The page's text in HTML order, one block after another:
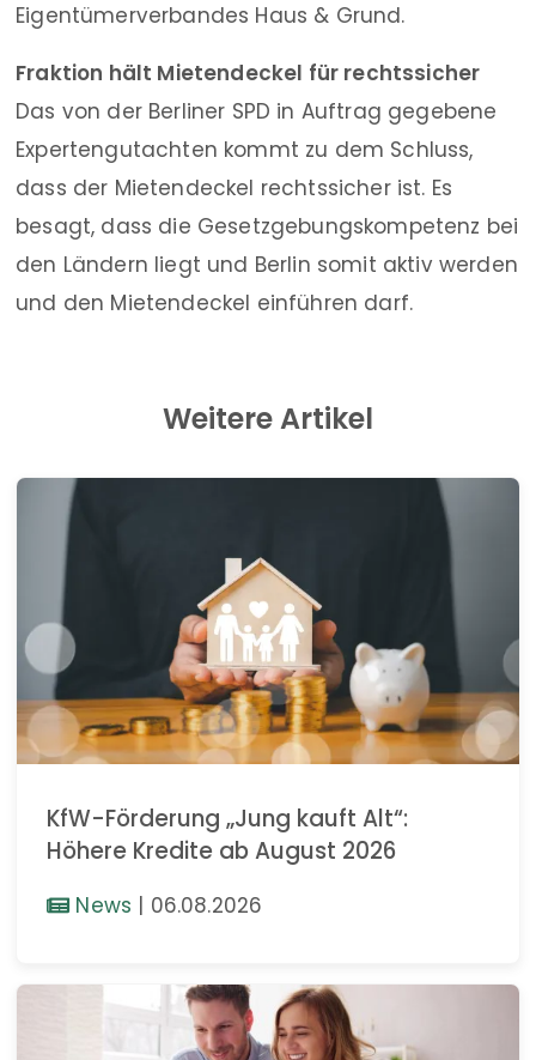
Eigentümerverbandes Haus & Grund.
Fraktion hält Mietendeckel für rechtssicher
Das von der Berliner SPD in Auftrag gegebene
Expertengutachten kommt zu dem Schluss,
dass der Mietendeckel rechtssicher ist. Es
besagt, dass die Gesetzgebungskompetenz bei
den Ländern liegt und Berlin somit aktiv werden
und den Mietendeckel einführen darf.
Weitere Artikel
KfW-Förderung „Jung kauft Alt“:
Höhere Kredite ab August 2026
News | 06.08.2026